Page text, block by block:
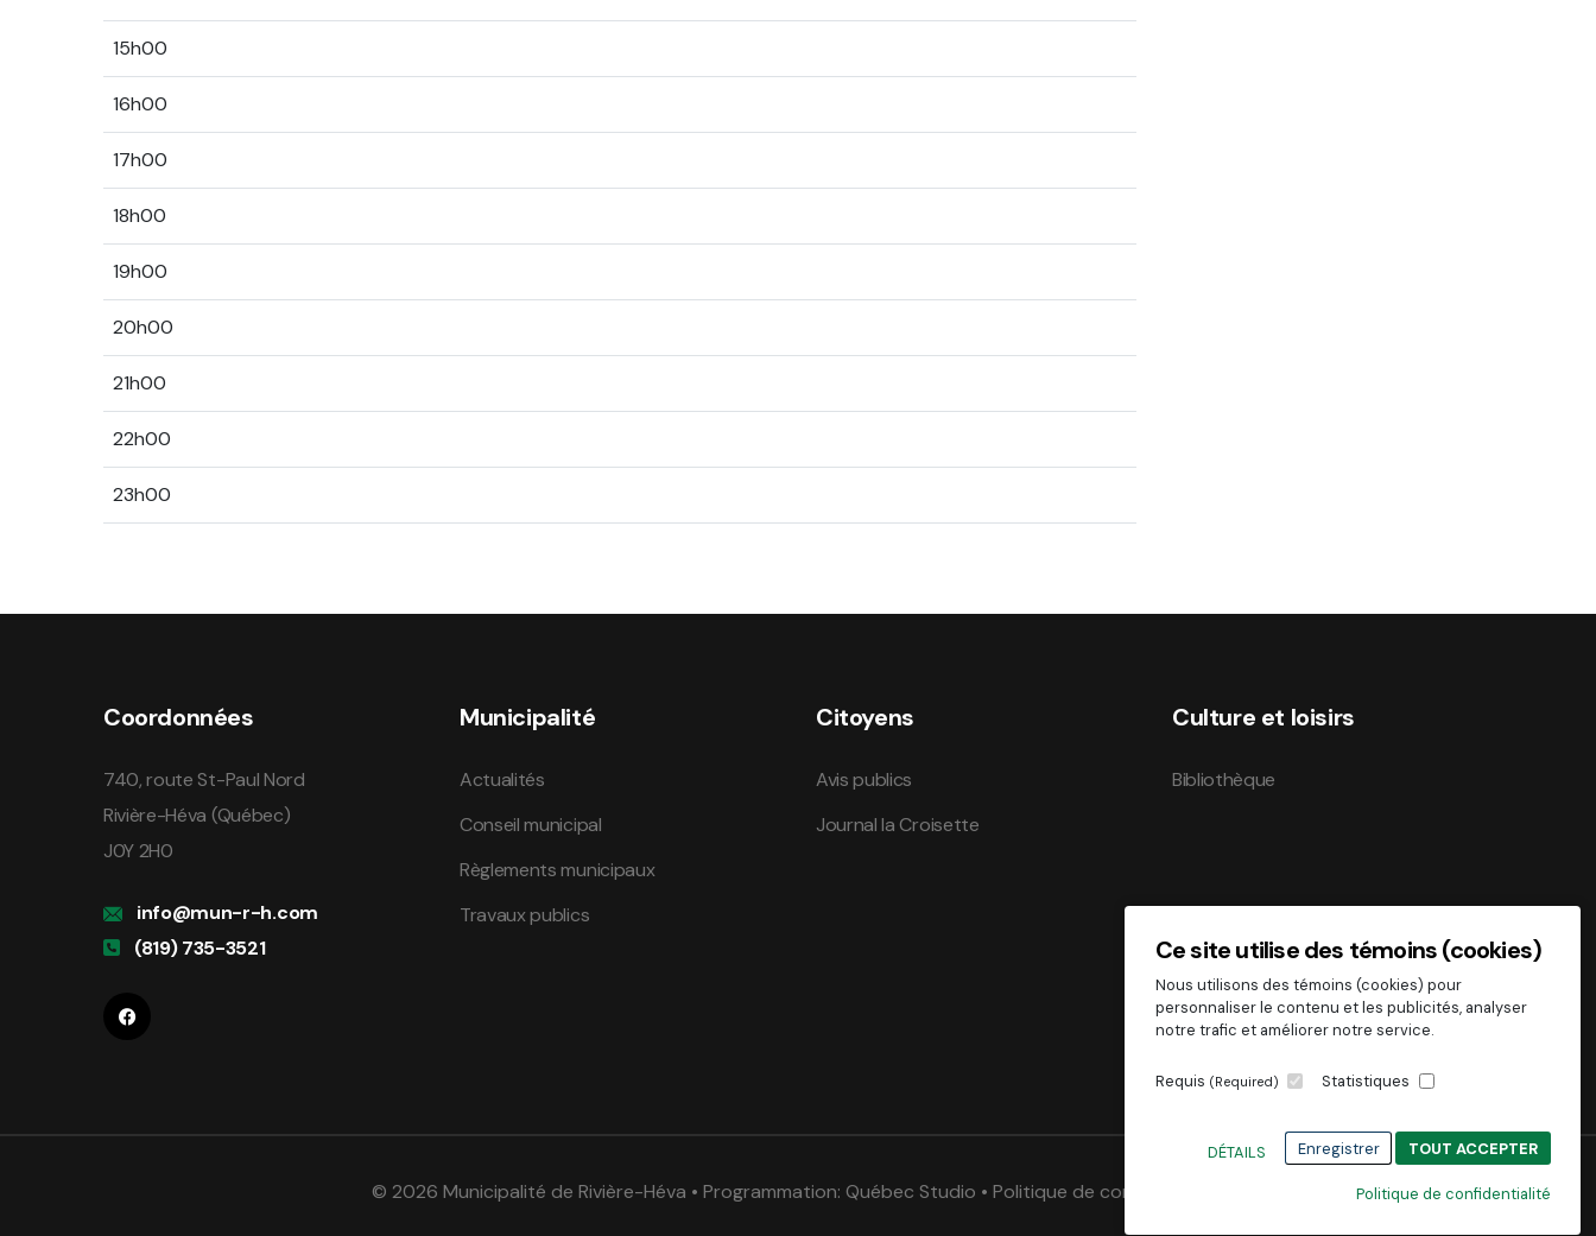
Ce site utilise des témoins (cookies)
Nous utilisons des témoins (cookies) pour
personnaliser le contenu et les publicités, analyser
notre trafic et améliorer notre service.
Requis (Required) Statistiques
DÉTAILS Enregistrer TOUT ACCEPTER
Politique de confidentialité
15h00
16h00
17h00
18h00
19h00
20h00
21h00
22h00
23h00
Coordonnées
740, route St-Paul Nord
Rivière-Héva (Québec)
J0Y 2H0
info@mun-r-h.com
(819) 735-3521
Municipalité
Actualités
Conseil municipal
Règlements municipaux
Travaux publics
Citoyens
Avis publics
Journal la Croisette
Culture et loisirs
Bibliothèque
© 2026 Municipalité de Rivière-Héva • Programmation: Québec Studio • Politique de confidentialité